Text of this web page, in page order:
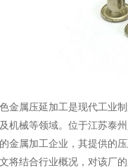
金属压延加工是现代工业
机械等领域。位于江苏泰
金属加工企业，其提供的
将结合行业概况，对该厂